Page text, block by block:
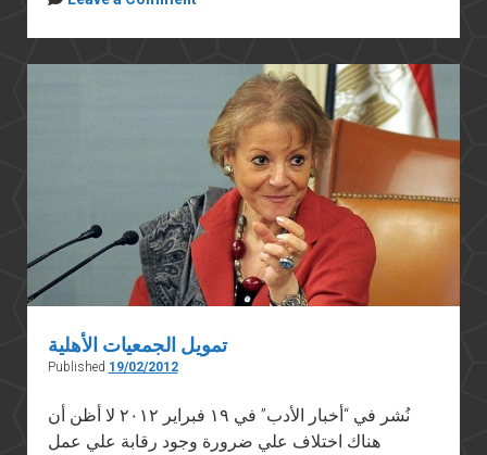
أبو
النجا
على
جمعيات
المجتمع
المدني
تمويل الجمعيات الأهلية
Published 19/02/2012
نُشر في “أخبار الأدب” في ١٩ فبراير ٢٠١٢ لا أظن أن
هناك اختلاف علي ضرورة وجود رقابة علي عمل